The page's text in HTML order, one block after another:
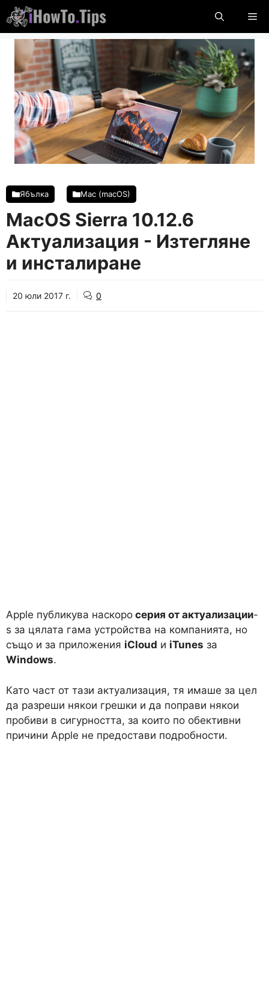
Пропуснете
до
съдържание
Ябълка Mac (macOS)
MacOS Sierra 10.12.6
Актуализация - Изтегляне
и инсталиране
20 юли 2017 г. 0
Apple публикува наскоро серия от актуализации-
s за цялата гама устройства на компанията, но
също и за приложения iCloud и iTunes за
Windows.
Като част от тази актуализация, тя имаше за цел
да разреши някои грешки и да поправи някои
пробиви в сигурността, за които по обективни
причини Apple не предостави подробности.